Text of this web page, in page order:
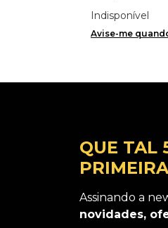
Indisponível
Avise-me
QUE TAL
Assinando a
novidades,